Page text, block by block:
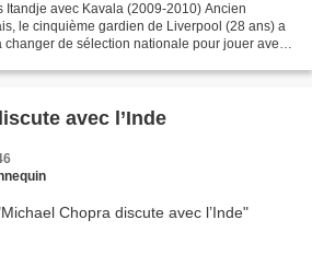
Itandje avec Kavala (2009-2010) Ancien
le cinquième gardien de Liverpool (28 ans) a
changer de sélection nationale pour jouer avec
avec l’Inde